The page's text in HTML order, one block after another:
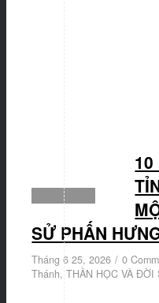
10
SỬ PHẤN
Tháng 6 25, 2026 / 0
Thánh,THẦN HỌC VÀ ĐỜI